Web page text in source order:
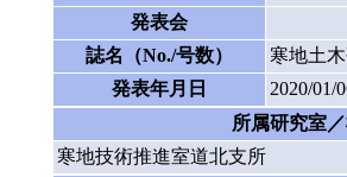
発表会
誌名（No./号数）
寒地土
発表年月日
2020/01/
所属研究室
寒地技術推進室道北支所